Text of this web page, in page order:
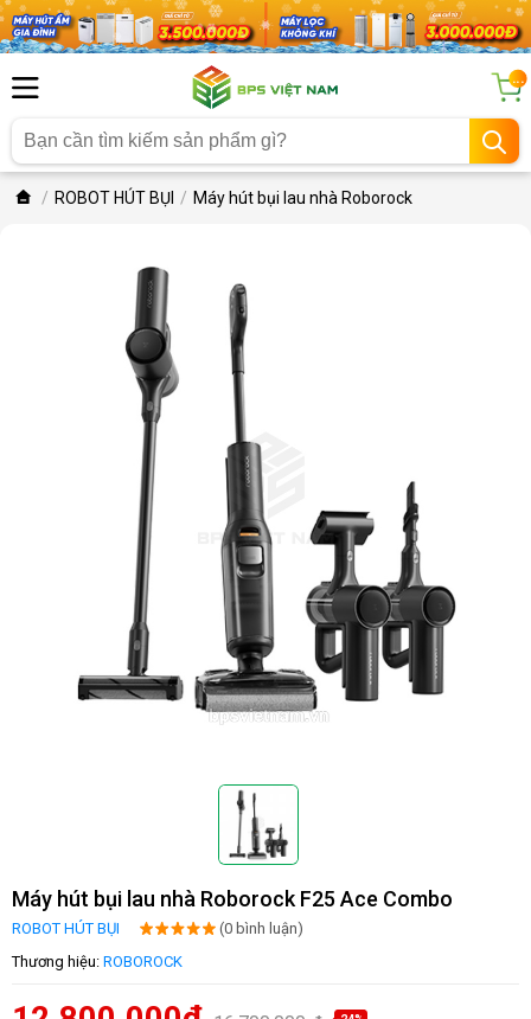
...
ROBOT HÚT BỤI Máy hút bụi lau nhà Roborock
Máy hút bụi lau nhà Roborock F25 Ace Combo
ROBOT HÚT BỤI
(0 bình luận)
Thương hiệu: ROBOROCK